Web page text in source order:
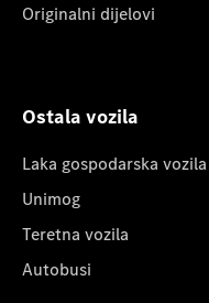
Originalni dijelovi
Ostala vozila
Laka gospodarska vozila
Unimog
Teretna vozila
Autobusi